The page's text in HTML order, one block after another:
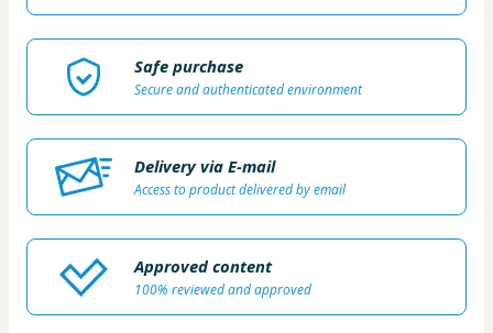
Safe purchase
Secure and authenticated environment
Delivery via E-mail
Access to product delivered by email
Approved content
100% reviewed and approved